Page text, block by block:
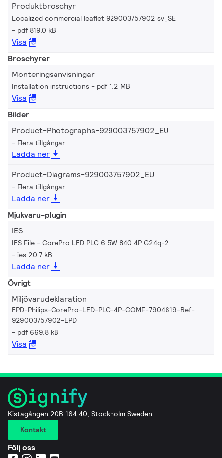
Produktbroschyr
Localized commercial leaflet 929003757902 sv_SE
pdf 819.0 kB
Visa
Broschyrer
Monteringsanvisningar
Installation instructions pdf 1.2 MB
Visa
Bilder
Product-Photographs-929003757902_EU
Flera tillgångar
Ladda ner
Product-Diagrams-929003757902_EU
Flera tillgångar
Ladda ner
Mjukvaru-plugin
IES
IES File - CorePro LED PLC 6.5W 840 4P G24q-2
ies 20.7 kB
Ladda ner
Övrigt
Miljövarudeklaration
EPD-Philips-CorePro-LED-PLC-4P-COMF-7904619-Ref-
929003757902-EPD
pdf 669.8 kB
Visa
Kistagången 20B 164 40, Stockholm Sweden
Kontakt
Följ oss